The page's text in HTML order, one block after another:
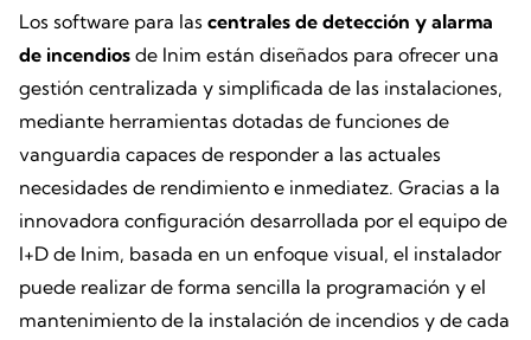
Los software para las centrales de detección y alarma
de incendios de Inim están diseñados para ofrecer una
gestión centralizada y simplificada de las instalaciones,
mediante herramientas dotadas de funciones de
vanguardia capaces de responder a las actuales
necesidades de rendimiento e inmediatez. Gracias a la
innovadora configuración desarrollada por el equipo de
I+D de Inim, basada en un enfoque visual, el instalador
puede realizar de forma sencilla la programación y el
mantenimiento de la instalación de incendios y de cada